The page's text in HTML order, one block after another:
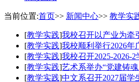
当前位置:首页>> 新闻中心>> 教学实
[教学实践]我校召开以产业为牵
[教学实践]我校顺利举行2026年
[教学实践]我校召开2025-2026-
[教学实践]艺术系举办“党建铸
[教学实践]中文系召开2027届